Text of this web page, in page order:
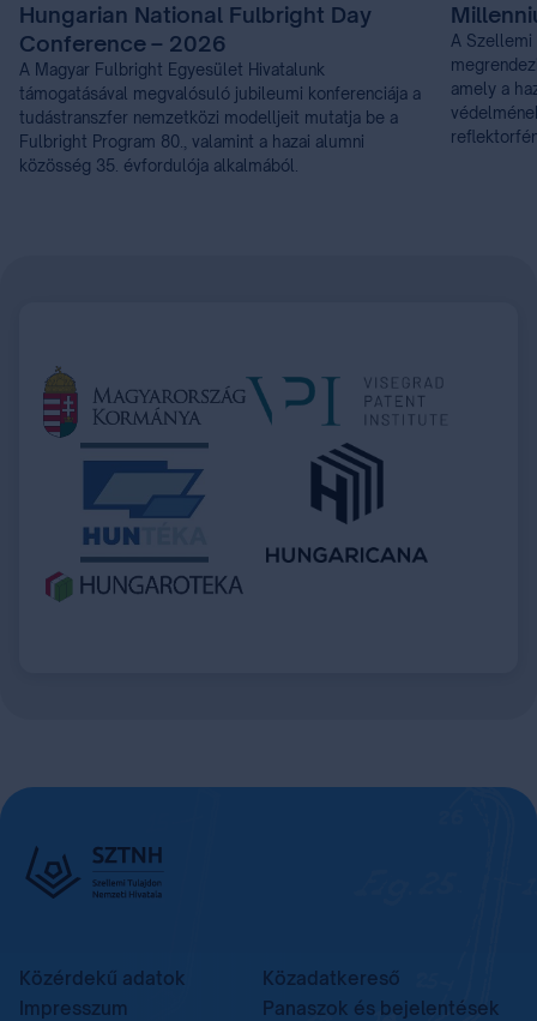
Hungarian National Fulbright Day
Conference – 2026
A Magyar Fulbright Egyesület Hivatalunk
támogatásával megvalósuló jubileumi konferenciája a
tudástranszfer nemzetközi modelljeit mutatja be a
Fulbright Program 80., valamint a hazai alumni
közösség 35. évfordulója alkalmából.
A Szellemi
amely a
Közérdekű adatok
Közadatkereső
Impresszum
Panaszok és bejelentések